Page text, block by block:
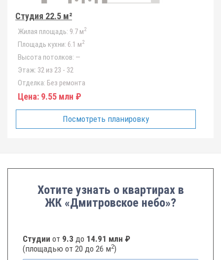
Студия 22.5 м²
Жилая площадь: 9.7 м2
Площадь кухни: 6.1 м2
Высота потолков: —
Этаж: 32 из 23 - 32
Отделка: Без ремонта
Цена: 9.55 млн ₽
Посмотреть планировку
Хотите узнать о квартирах в
ЖК «Дмитровское небо»?
Студии от 9.3 до 14.91 млн ₽
(площадью от 20 до 26 м2)